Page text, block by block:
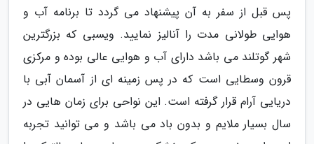
پس قبل از سفر به آن پیشنهاد می گردد تا برنامه آب و
هوایی طولانی مدت را آنالیز نمایید. ویسبی که بزرگترین
شهر گوتلند می باشد دارای آب و هوایی عالی بوده و مرکزی
قرون وسطایی است که در پس زمینه ای از آسمان آبی با
دریایی آرام قرار گرفته است. این نواحی برای زمان هایی در
سال بسیار ملایم و بدون باد می باشد و می توانید تجربه